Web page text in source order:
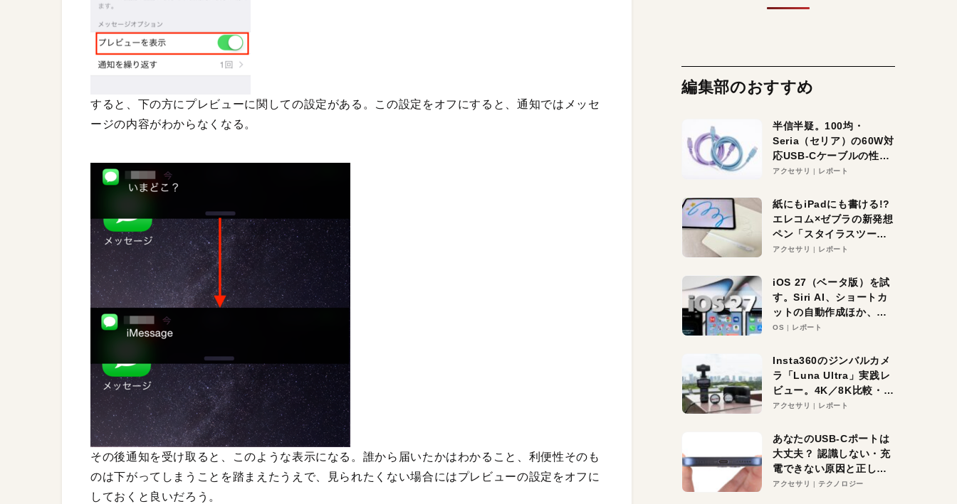
すると、下の方にプレビューに関しての設定がある。この設定をオフにすると、通知ではメッセ
ージの内容がわからなくなる。
その後通知を受け取ると、このような表示になる。誰から届いたかはわかること、利便性そのも
のは下がってしまうことを踏まえたうえで、見られたくない場合にはプレビューの設定をオフに
しておくと良いだろう。
編集部のおすすめ
半信半疑。100均・
Seria（セリア）の60W対
応USB-Cケーブルの性能
を検証。超コスパの1本を
アクセサリ レポート
紙にもiPadにも書ける!?
エレコム×ゼブラの新発想
ペン「スタイラスツーウ
ェイ」レビュー。持ち替
アクセサリ レポート
iOS 27（ベータ版）を試
す。Siri AI、ショートカ
ットの自動作成ほか、期
待大の便利機能5選。
る未来はすぐそこ！
OS レポート
Insta360のジンバルカメ
ラ「Luna Ultra」実践レ
ビュー。4K／8K比較・ズ
ーム・夜間撮影をチェッ
アクセサリ レポート
あなたのUSB-Cポートは
大丈夫？ 認識しない・充
電できない原因と正しい
対策
アクセサリ テクノロジー